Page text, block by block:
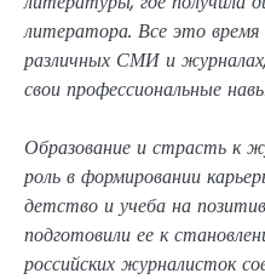
литератора. Все это
различных СМИ и
свои профессиональные
Образование и страсть к
роль в формировании
детство и учеба на
подготовили ее к
российских журналисток